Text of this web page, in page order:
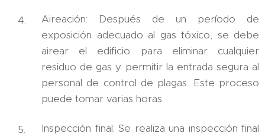
Aireación: Después de un período de
exposición adecuado al gas tóxico, se debe
airear el edificio para eliminar cualquier
residuo de gas y permitir la entrada segura al
personal de control de plagas. Este proceso
puede tomar varias horas.
Inspección final: Se realiza una inspección final